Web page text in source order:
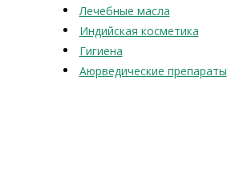
Лечебные масла
Индийская косметика
Гигиена
Аюрведические препараты